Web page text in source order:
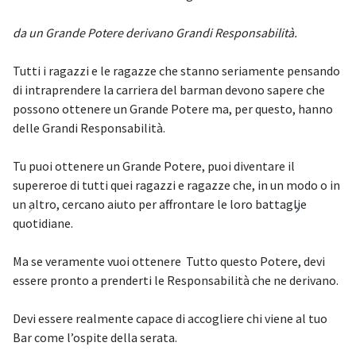
da un Grande Potere derivano Grandi Responsabilità.
Tutti i ragazzi e le ragazze che stanno seriamente pensando
di intraprendere la carriera del barman devono sapere che
possono ottenere un Grande Potere ma, per questo, hanno
delle Grandi Responsabilità.
Tu puoi ottenere un Grande Potere, puoi diventare il
supereroe di tutti quei ragazzi e ragazze che, in un modo o in
un altro, cercano aiuto per affrontare le loro battaglie
quotidiane.
Ma se veramente vuoi ottenere Tutto questo Potere, devi
essere pronto a prenderti le Responsabilità che ne derivano.
Devi essere realmente capace di accogliere chi viene al tuo
Bar come l’ospite della serata.